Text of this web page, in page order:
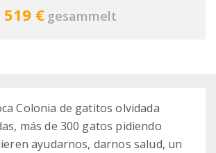
519 € gesammelt
Colonia de gatitos olvidada
más de 300 gatos pidiendo
ayudarnos, darnos salud, un